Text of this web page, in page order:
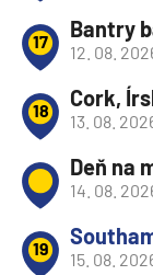
17 Bantry
12. 08.
18 Cork,
13. 08.
Deň na
14. 08.
19
15. 08.